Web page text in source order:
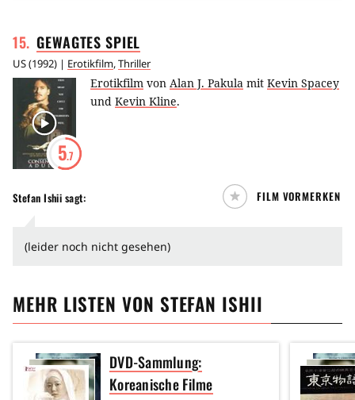
15. GEWAGTESSPIEL
US(1992) | Erotikfilm,Thriller
5.7
Erotikfilm von Alan J. Pakula mit Kevin Spacey
und Kevin Kline.
Stefan Ishii sagt: FILM VORMERKEN
(leider noch nicht gesehen)
MEHR LISTEN VON STEFAN ISHII
DVD-Sammlung:
Koreanische Filme